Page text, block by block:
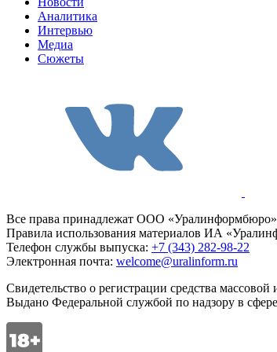
Аналитика
Интервью
Медиа
Сюжеты
Все права принадлежат ООО
Правила использования материалов ИА
Телефон службы выпуска: +7 (343) 282-98-22
Электронная почта: welcome@uralinform.ru
Свидетельство о регистрации средства
Выдано Федеральной службой по надзору в